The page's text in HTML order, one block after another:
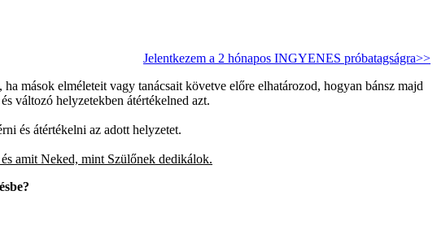
Jelentkezem a 2 hónapos INGYENES próbatagságra>>
mások elméleteit vagy tanácsait követve előre elhatározod, hogyan bánsz majd
változó helyzetekben átértékelned azt.
és átértékelni az adott helyzetet.
amit Neked, mint Szülőnek dedikálok.